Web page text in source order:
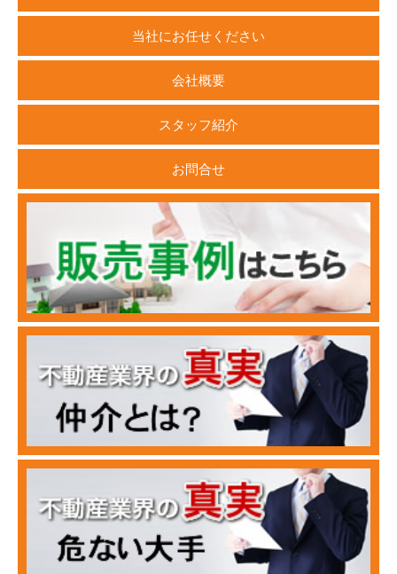
当社にお任せください
会社概要
スタッフ紹介
お問合せ